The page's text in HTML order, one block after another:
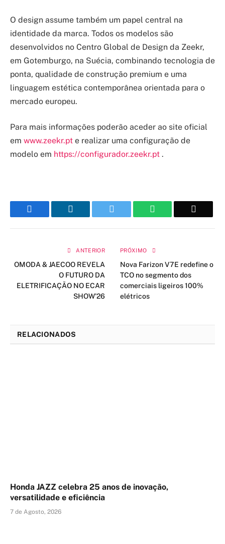
O design assume também um papel central na
identidade da marca. Todos os modelos são
desenvolvidos no Centro Global de Design da Zeekr,
em Gotemburgo, na Suécia, combinando tecnologia de
ponta, qualidade de construção premium e uma
linguagem estética contemporânea orientada para o
mercado europeu.
Para mais informações poderão aceder ao site oficial
em www.zeekr.pt e realizar uma configuração de
modelo em https://configurador.zeekr.pt .
WhatsApp
ANTERIOR
OMODA & JAECOO REVELA
O FUTURO DA
ELETRIFICAÇÃO NO ECAR
SHOW’26
PRÓXIMO
Nova Farizon V7E redefine o
TCO no segmento dos
comerciais ligeiros 100%
elétricos
RELACIONADOS
Honda JAZZ celebra 25 anos de inovação,
versatilidade e eficiência
7 de Agosto, 2026